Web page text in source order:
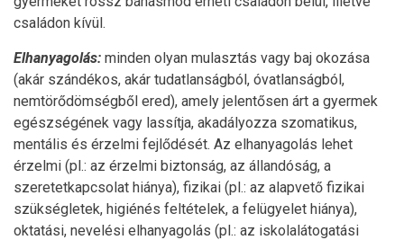
családon kívül.
Elhanyagolás: minden olyan mulasztás vagy baj okozása
(akár szándékos, akár tudatlanságból, óvatlanságból,
nemtörődömségből ered), amely jelentősen árt a gyermek
egészségének vagy lassítja, akadályozza szomatikus,
mentális és érzelmi fejlődését. Az elhanyagolás lehet
érzelmi (pl.: az érzelmi biztonság, az állandóság, a
szeretetkapcsolat hiánya), fizikai (pl.: az alapvető fizikai
szükségletek, higiénés feltételek, a felügyelet hiánya),
oktatási, nevelési elhanyagolás (pl.: az iskolalátogatási